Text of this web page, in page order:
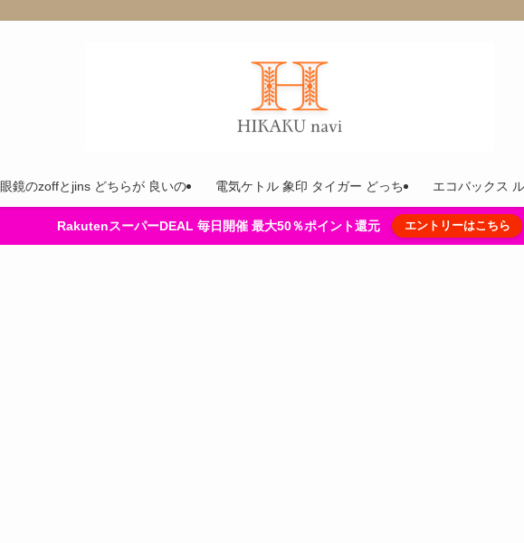
眼鏡のzoffとjins どちらが 良いの 電気ケトル 象印 タイガー どっち エコバックス
RakutenスーパーDEAL 毎日開催 最大50％ポイント還元 エントリーはこちら